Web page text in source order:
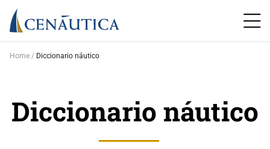
Home Diccionario náutico
Diccionario náutico